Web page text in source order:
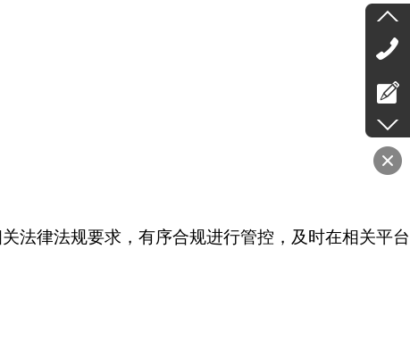
法律法规要求，有序合规进行管控，及时在相关平